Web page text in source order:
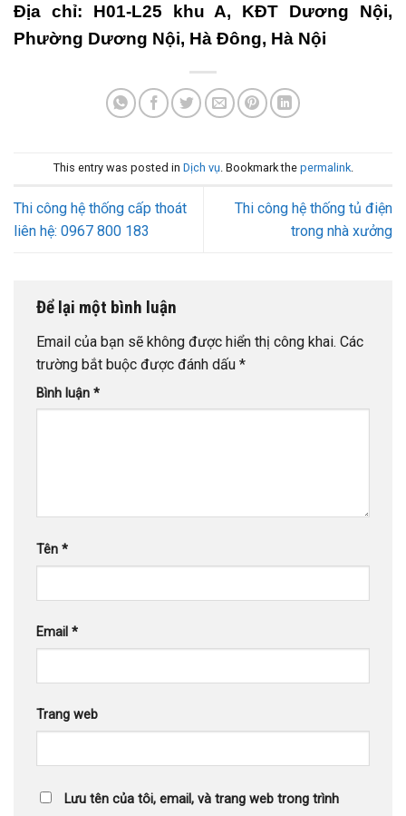
Địa chỉ: H01-L25 khu A, KĐT Dương Nội,
Phường Dương Nội, Hà Đông, Hà Nội
This entry was posted in Dịch vụ. Bookmark the permalink.
Thi công hệ thống cấp thoát
liên hệ: 0967 800 183
Thi công hệ thống tủ điện
trong nhà xưởng
Để lại một bình luận
Email của bạn sẽ không được hiển thị công khai. Các
trường bắt buộc được đánh dấu *
Bình luận *
Tên *
Email *
Trang web
Lưu tên của tôi, email, và trang web trong trình